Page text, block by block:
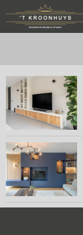
Home